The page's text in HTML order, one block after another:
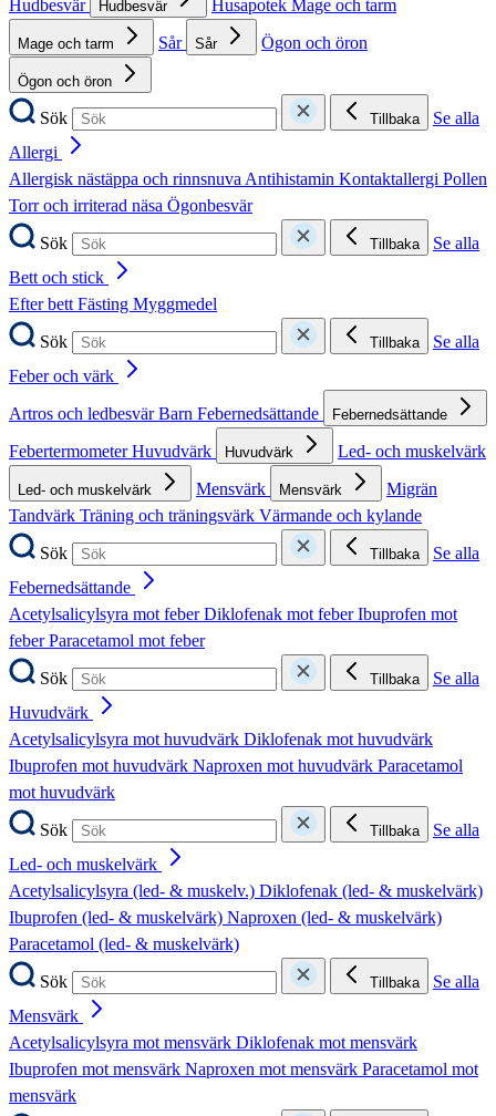
Hudbesvär
Hudbesvär Husapotek Mage och tarm
Mage och tarm Sår Sår Ögon och öron
Ögon och öron
Sök Tillbaka
Se alla
Allergi
Allergisk nästäppa och rinnsnuvaAntihistamin Kontaktallergi Pollen
Torr och irriterad näsa Ögonbesvär
Sök
Tillbaka
Se alla
Bett och stick
Efter bettFästing Myggmedel
Sök
Tillbaka
Se alla
Feber och värk
Artros och ledbesvärBarn Febernedsättande Febernedsättande
FebertermometerHuvudvärk Huvudvärk Led- och muskelvärk
Led- och muskelvärk Mensvärk Mensvärk
Migrän
Tandvärk Träning och träningsvärk Värmande och kylande
Sök
Tillbaka
Se alla
Febernedsättande
Acetylsalicylsyra mot feberDiklofenak mot feberIbuprofen mot
feberParacetamol mot feber
Sök
Tillbaka
Se alla
Huvudvärk
Acetylsalicylsyra mot huvudvärk Diklofenak mot huvudvärk
Ibuprofen mot huvudvärk Naproxen mot huvudvärk Paracetamol
mot huvudvärk
Sök
Tillbaka
Se alla
Led- och muskelvärk
Acetylsalicylsyra (led- & muskelv.) Diklofenak (led- & muskelvärk)
Ibuprofen (led- & muskelvärk) Naproxen (led- & muskelvärk)
Paracetamol (led- & muskelvärk)
Sök
Tillbaka
Se alla
Mensvärk
Acetylsalicylsyra mot mensvärk Diklofenak mot mensvärk
Ibuprofen mot mensvärk Naproxen mot mensvärk Paracetamol mot
mensvärk